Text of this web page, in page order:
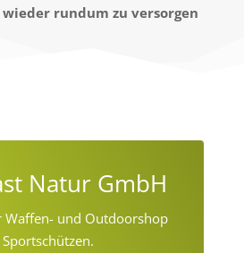
rundum zu versorgen
Natur GmbH
Waffen- und Outdoorshop